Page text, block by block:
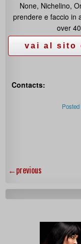
None, Nichelino,
prendere e faccio in
over
Contacts:
Posted
←previous